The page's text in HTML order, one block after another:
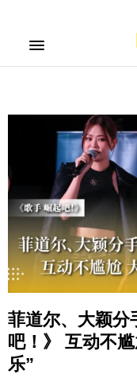
菲道尔、大颖分
吧！》 互动不
乐”